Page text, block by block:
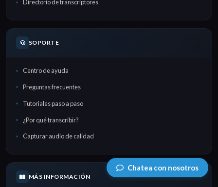
Directorio de transcriptores
SOPORTE
Centro de ayuda
Preguntas frecuentes
Tutoriales paso a paso
¿Por qué transcribir?
Capturar audio de calidad
MÁS INFORMACIÓN
Chatea con nosotros